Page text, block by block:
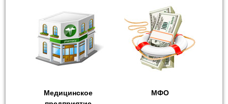
Медицинское
МФО